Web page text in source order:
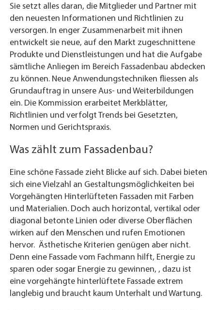
Sie setzt alles daran, die Mitglieder und Partner mit
den neuesten Informationen und Richtlinien zu
versorgen. In enger Zusammenarbeit mit ihnen
entwickelt sie neue, auf den Markt zugeschnittene
Produkte und Dienstleistungen und hat die Aufgabe
sämtliche Anliegen im Bereich Fassadenbau abdecken
zu können. Neue Anwendungstechniken fliessen als
Grundauftrag in unsere Aus- und Weiterbildungen
ein. Die Kommission erarbeitet Merkblätter,
Richtlinien und verfolgt Trends bei Gesetzten,
Normen und Gerichtspraxis.
Was zählt zum Fassadenbau?
Eine schöne Fassade zieht Blicke auf sich. Dabei bieten
sich eine Vielzahl an Gestaltungsmöglichkeiten bei
Vorgehängten Hinterlüfteten Fassaden mit Farben
und Materialien. Doch auch horizontal, vertikal oder
diagonal betonte Linien oder diverse Oberflächen
wirken auf den Menschen und rufen Emotionen
hervor. Ästhetische Kriterien genügen aber nicht.
Denn eine Fassade vom Fachmann hilft, Energie zu
sparen oder sogar Energie zu gewinnen, , dazu ist
eine vorgehängte hinterlüftete Fassade extrem
langlebig und braucht kaum Unterhalt und Wartung.